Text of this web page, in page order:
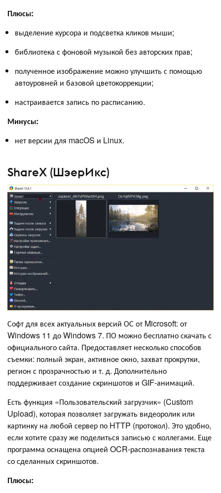
Плюсы:
выделение курсора и подсветка кликов мыши;
библиотека с фоновой музыкой без авторских прав;
полученное изображение можно улучшить с помощью
автоуровней и базовой цветокоррекции;
настраивается запись по расписанию.
Минусы:
нет версии для macOS и Linux.
ShareX (ШэерИкс)
Софт для всех актуальных версий ОС от Microsoft: от
Windows 11 до Windows 7. ПО можно бесплатно скачать с
официального сайта. Предоставляет несколько способов
съемки: полный экран, активное окно, захват прокрутки,
регион с прозрачностью и т. д. Дополнительно
поддерживает создание скриншотов и GIF-анимаций.
Есть функция «Пользовательский загрузчик» (Custom
Upload), которая позволяет загружать видеоролик или
картинку на любой сервер по HTTP (протокол). Это удобно,
если хотите сразу же поделиться записью с коллегами. Еще
программа оснащена опцией OCR-распознавания текста
со сделанных скриншотов.
Плюсы: